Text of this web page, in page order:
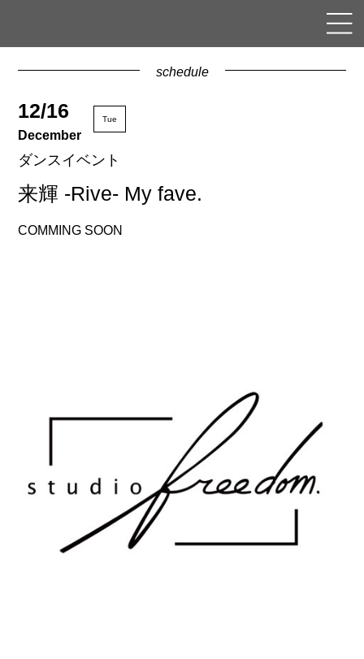
schedule
12/16
December
Tue
ダンスイベント
来輝 -Rive- My fave.
COMMING SOON